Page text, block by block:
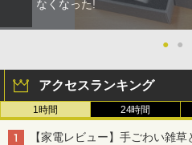
なくなった!
● ●
アクセスランキング
1時間 24時間
【家電レビュー】手ごわい雑